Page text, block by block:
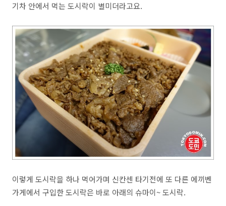
기차 안에서 먹는 도시락이 별미더라고요.
이렇게 도시락을 하나 먹어가며 신칸센 타기전에 또 다른 에끼벤
가게에서 구입한 도시락은 바로 아래의 슈마이~ 도시락.